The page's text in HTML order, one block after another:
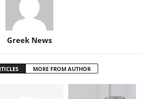
Greek News
MORE FROM AUTHOR